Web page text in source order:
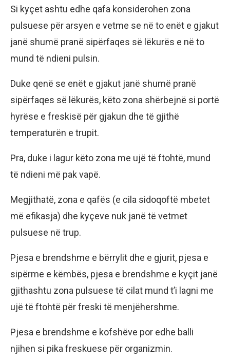
Si kyçet ashtu edhe qafa konsiderohen zona
pulsuese për arsyen e vetme se në to enët e gjakut
janë shumë pranë sipërfaqes së lëkurës e në to
mund të ndieni pulsin.
Duke qenë se enët e gjakut janë shumë pranë
sipërfaqes së lëkurës, këto zona shërbejnë si portë
hyrëse e freskisë për gjakun dhe të gjithë
temperaturën e trupit.
Pra, duke i lagur këto zona me ujë të ftohtë, mund
të ndieni më pak vapë.
Megjithatë, zona e qafës (e cila sidoqoftë mbetet
më efikasja) dhe kyçeve nuk janë të vetmet
pulsuese në trup.
Pjesa e brendshme e bërrylit dhe e gjurit, pjesa e
sipërme e këmbës, pjesa e brendshme e kyçit janë
gjithashtu zona pulsuese të cilat mund t’i lagni me
ujë të ftohtë për freski të menjëhershme.
Pjesa e brendshme e kofshëve por edhe balli
njihen si pika freskuese për organizmin.